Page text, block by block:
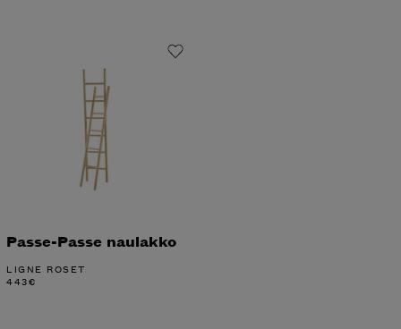
Passe-Passe naulakko
LIGNE ROSET
443€